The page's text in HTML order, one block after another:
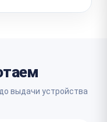
выдачи устройства